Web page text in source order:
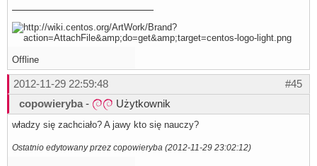
Offline
#45
2012-11-29 22:59:48
copowieryba - Użytkownik
władzy się zachciało? A jawy kto się nauczy?
Ostatnio edytowany przez copowieryba (2012-11-29 23:02:12)